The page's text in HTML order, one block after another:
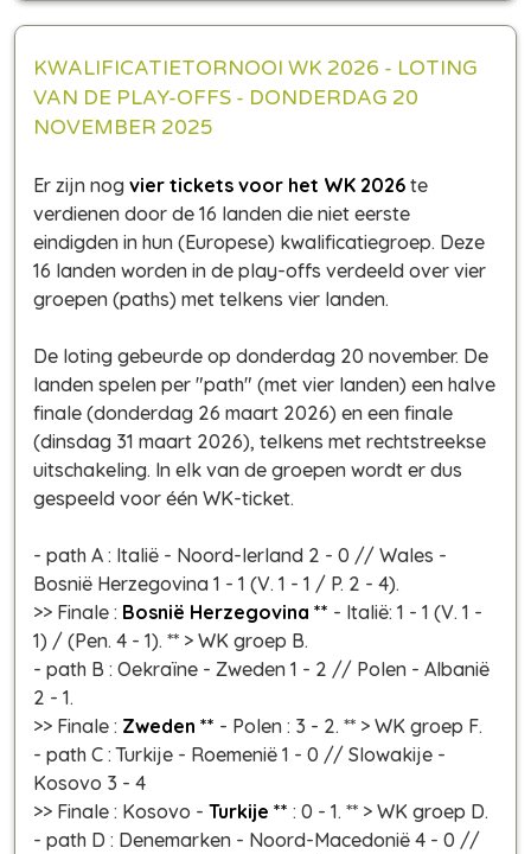
KWALIFICATIETORNOOI WK 2026 - LOTING
VAN DE PLAY-OFFS - DONDERDAG 20
NOVEMBER 2025
Er zijn nog vier tickets voor het WK 2026 te
verdienen door de 16 landen die niet eerste
eindigden in hun (Europese) kwalificatiegroep. Deze
16 landen worden in de play-offs verdeeld over vier
groepen (paths) met telkens vier landen.
De loting gebeurde op donderdag 20 november. De
landen spelen per "path" (met vier landen) een halve
finale (donderdag 26 maart 2026) en een finale
(dinsdag 31 maart 2026), telkens met rechtstreekse
uitschakeling. In elk van de groepen wordt er dus
gespeeld voor één WK-ticket.
- path A : Italië - Noord-Ierland 2 - 0 // Wales -
Bosnië Herzegovina 1 - 1 (V. 1 - 1 / P. 2 - 4).
>> Finale : Bosnië Herzegovina ** - Italië: 1 - 1 (V. 1 -
1) / (Pen. 4 - 1). ** > WK groep B.
- path B : Oekraïne - Zweden 1 - 2 // Polen - Albanië
2 - 1.
>> Finale : Zweden ** - Polen : 3 - 2. ** > WK groep F.
- path C : Turkije - Roemenië 1 - 0 // Slowakije -
Kosovo 3 - 4
>> Finale : Kosovo - Turkije ** : 0 - 1. ** > WK groep D.
- path D : Denemarken - Noord-Macedonië 4 - 0 //